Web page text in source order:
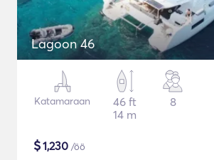
Lagoon 46
Katamaraan
46 ft
14 m
8
$1,230 /öö